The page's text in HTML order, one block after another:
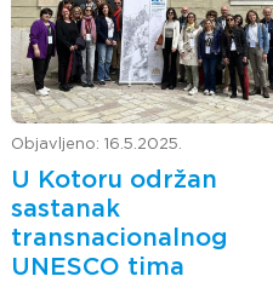
Objavljeno: 16.5.2025.
U Kotoru održan
sastanak
transnacionalnog
UNESCO tima